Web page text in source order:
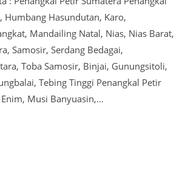
Humbang Hasundutan, Karo,
Mandailing Natal, Nias, Nias Barat,
Samosir, Serdang Bedagai,
Toba Samosir, Binjai, Gunungsitoli,
Tebing Tinggi Penangkal Petir
Musi Banyuasin,…